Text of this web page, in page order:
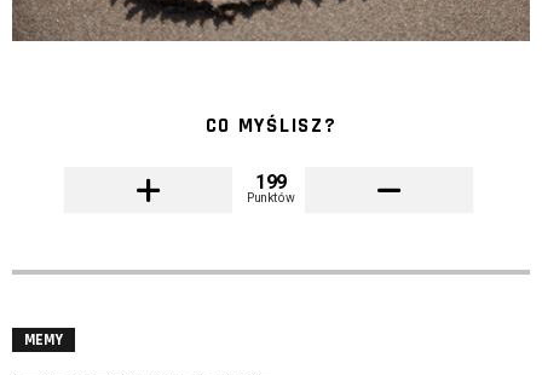
CO MYŚLISZ?
199
Punktów
MEMY